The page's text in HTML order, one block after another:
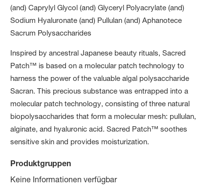
(and) Caprylyl Glycol (and) Glyceryl Polyacrylate (and)
Sodium Hyaluronate (and) Pullulan (and) Aphanotece
Sacrum Polysaccharides
Inspired by ancestral Japanese beauty rituals, Sacred
Patch™ is based on a molecular patch technology to
harness the power of the valuable algal polysaccharide
Sacran. This precious substance was entrapped into a
molecular patch technology, consisting of three natural
biopolysaccharides that form a molecular mesh: pullulan,
alginate, and hyaluronic acid. Sacred Patch™ soothes
sensitive skin and provides moisturization.
Produktgruppen
Keine Informationen verfügbar